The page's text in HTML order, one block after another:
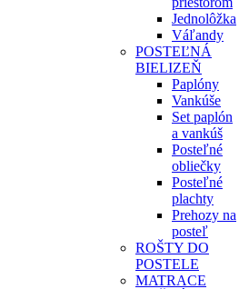
Jednolôžka
Váľandy
POSTEĽNÁ
BIELIZEŇ
Paplóny
Vankúše
Set paplón
a vankúš
Posteľné
obliečky
Posteľné
plachty
Prehozy na
posteľ
ROŠTY DO
POSTELE
MATRACE